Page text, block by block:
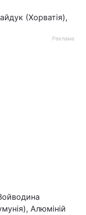
(Хорватія),
Реклама
Алюміній